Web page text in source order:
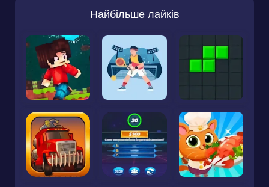
Найбільше лайків